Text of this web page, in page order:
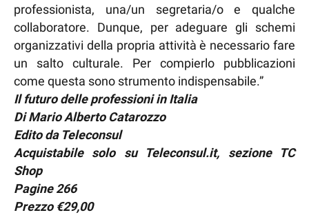
professionista, una/un segretaria/o e qualche
collaboratore. Dunque, per adeguare gli schemi
organizzativi della propria attività è necessario fare
un salto culturale. Per compierlo pubblicazioni
come questa sono strumento indispensabile.”
Il futuro delle professioni in Italia
Di Mario Alberto Catarozzo
Edito da Teleconsul
Acquistabile solo su Teleconsul.it, sezione TC
Shop
Pagine 266
Prezzo €29,00